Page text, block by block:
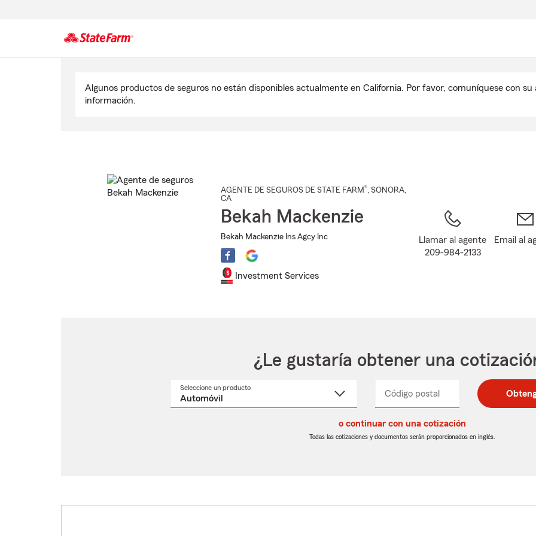
Algunos productos de seguros no están disponibles actualmente en California. Por favor, comuníquese con
información.
AGENTE DE SEGUROS DE STATE FARM®, SONORA,
CA
Bekah Mackenzie
Bekah Mackenzie Ins Agcy Inc
Investment Services
Llamar al agente
209-984-2133
Email al
¿Le gustaría obtener una
Seleccione un productoSeleccione
Código postal
postal
de
postal
de
_____
o continuar con una cotización
Todas las cotizaciones y documentos serán proporcionados en inglés.